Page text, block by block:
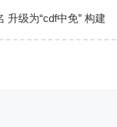
升级为“cdf中免” 构建